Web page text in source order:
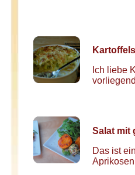
Ich liebe
Salat mit
Das ist